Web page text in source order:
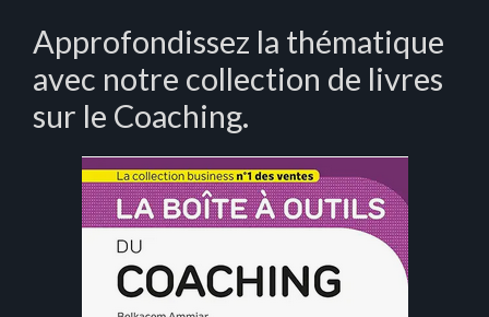
Approfondissez la thématique
avec notre collection de livres
sur le Coaching.